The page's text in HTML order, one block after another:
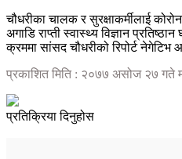
चौधरीका चालक र सुरक्षाकर्मीलाई
अगाडि राप्ती स्वास्थ्य विज्ञान
क्रममा सांसद चौधरीको रिपोर्ट नेगेटिभ
प्रकाशित मिति : २०७७ असोज २७ गते
प्रतिक्रिया दिनुहोस